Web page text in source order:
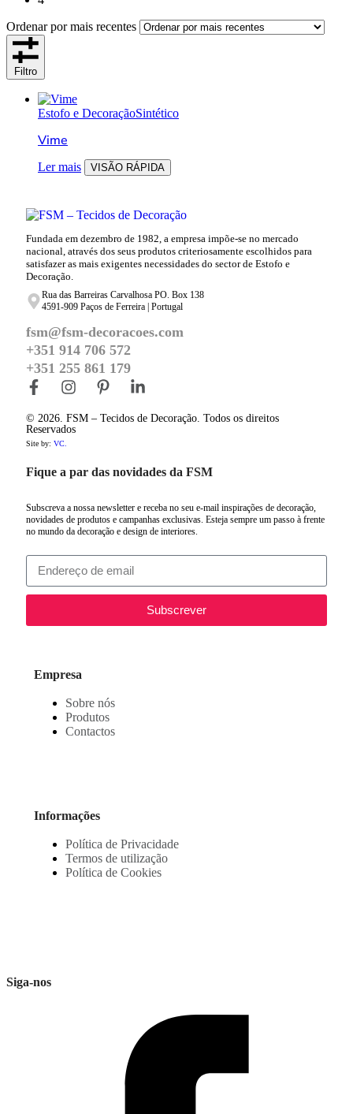
Ordenar por mais recentes
Filtro
Estofo e DecoraçãoSintético
Vime
Ler mais VISÃO RÁPIDA
Fundada em dezembro de 1982, a empresa impõe-se no mercado
nacional, através dos seus produtos criteriosamente escolhidos para
satisfazer as mais exigentes necessidades do sector de Estofo e
Decoração.
Rua das Barreiras Carvalhosa PO. Box 138
4591-909 Paços de Ferreira | Portugal
fsm@fsm-decoracoes.com
+351 914 706 572
+351 255 861 179
© 2026. FSM – Tecidos de Decoração. Todos os direitos
Reservados
Site by: VC.
Fique a par das novidades da FSM
Subscreva a nossa newsletter e receba no seu e-mail inspirações de decoração,
novidades de produtos e campanhas exclusivas. Esteja sempre um passo à frente
no mundo da decoração e design de interiores.
Subscrever
Empresa
Sobre nós
Produtos
Contactos
Informações
Política de Privacidade
Termos de utilização
Política de Cookies
Siga-nos